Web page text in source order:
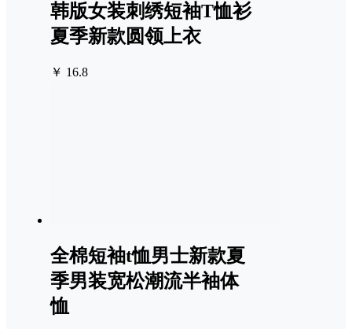
韩版女装刺绣短袖T恤衫
夏季新款圆领上衣
￥ 16.8
全棉短袖t恤男士新款夏
季男装宽松潮流半袖体
恤